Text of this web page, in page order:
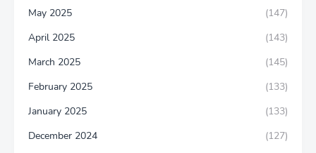
May 2025
(147)
April 2025
(143)
March 2025
(145)
February 2025
(133)
January 2025
(133)
December 2024
(127)